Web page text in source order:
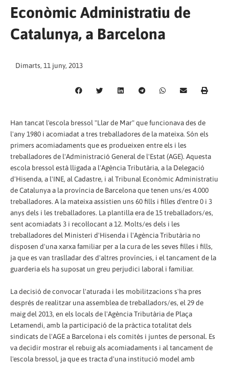
Econòmic Administratiu de
Catalunya, a Barcelona
Dimarts, 11 juny, 2013
Han tancat l'escola bressol "Llar de Mar" que funcionava des de
l'any 1980 i acomiadat a tres treballadores de la mateixa. Són els
primers acomiadaments que es produeixen entre els i les
treballadores de l'Administració General de l'Estat (AGE). Aquesta
escola bressol està lligada a l'Agència Tributària, a la Delegació
d'Hisenda, a l'INE, al Cadastre, i al Tribunal Econòmic Administratiu
de Catalunya a la província de Barcelona que tenen uns/es 4.000
treballadores. A la mateixa assistien uns 60 fills i filles d'entre 0 i 3
anys dels i les treballadores. La plantilla era de 15 treballadors/es,
sent acomiadats 3 i recol·locant a 12. Molts/es dels i les
treballadores del Ministeri d'Hisenda i l'Agència Tributària no
disposen d'una xarxa familiar per a la cura de les seves filles i fills,
ja que es van traslladar des d'altres províncies, i el tancament de la
guarderia els ha suposat un greu perjudici laboral i familiar.
La decisió de convocar l'aturada i les mobilitzacions s'ha pres
després de realitzar una assemblea de treballadors/es, el 29 de
maig del 2013, en els locals de l'Agència Tributària de Plaça
Letamendi, amb la participació de la pràctica totalitat dels
sindicats de l'AGE a Barcelona i els comitès i juntes de personal. Es
va decidir mostrar el rebuig als acomiadaments i al tancament de
l'escola bressol, ja que es tracta d'una institució model amb